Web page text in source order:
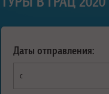
Даты отправления:
с